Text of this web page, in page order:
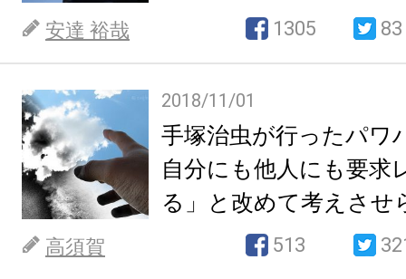
安達 裕哉 1305 83
2018/11/01
手塚治虫が行ったパワ
自分にも他人にも要求
る」と改めて考えさせ
高須賀 513